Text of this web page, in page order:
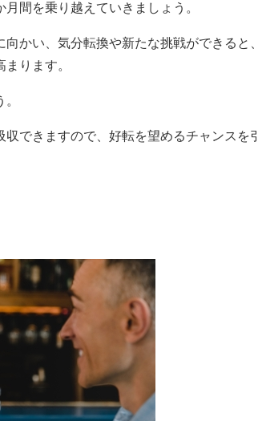
間を乗り越えていきましょう。
かい、気分転換や新たな挑戦ができると、
ります。
できますので、好転を望めるチャンスを引